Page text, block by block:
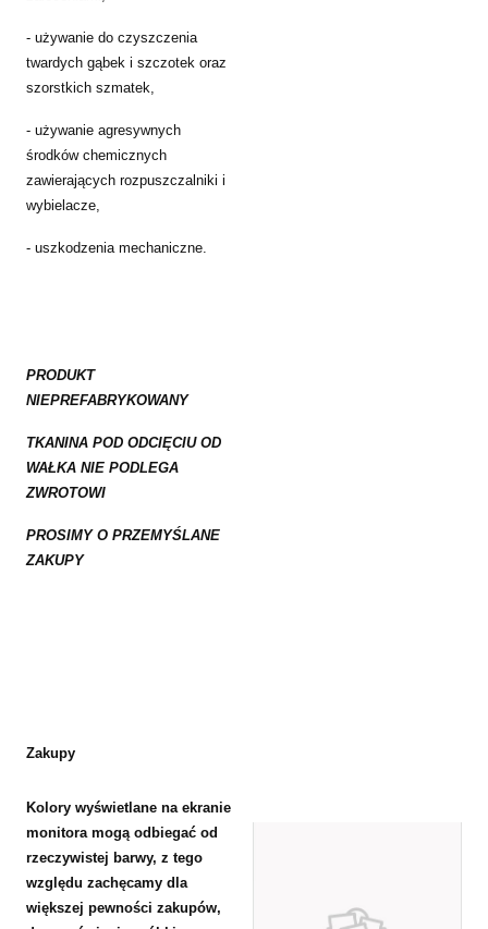
- używanie do czyszczenia
twardych gąbek i szczotek oraz
szorstkich szmatek,
- używanie agresywnych
środków chemicznych
zawierających rozpuszczalniki i
wybielacze,
- uszkodzenia mechaniczne.
PRODUKT
NIEPREFABRYKOWANY
TKANINA POD ODCIĘCIU OD
WAŁKA NIE PODLEGA
ZWROTOWI
PROSIMY O PRZEMYŚLANE
ZAKUPY
Zakupy
Kolory wyświetlane na ekranie
monitora mogą odbiegać od
rzeczywistej barwy, z tego
względu zachęcamy dla
większej pewności zakupów,